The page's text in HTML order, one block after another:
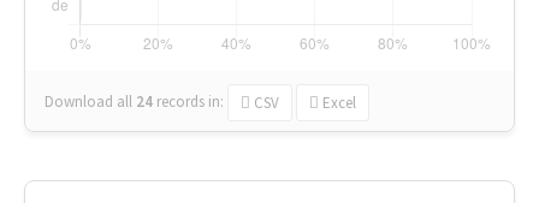
Download all 24 records in: CSV Excel